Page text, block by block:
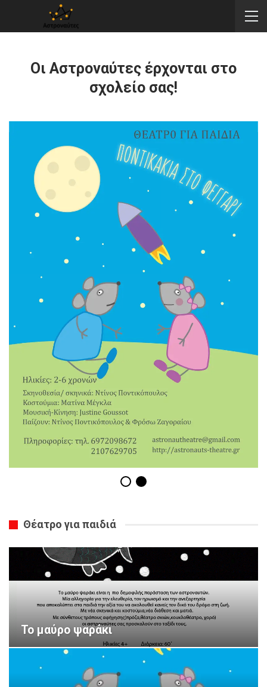
Οι Αστροναύτες έρχονται στο
σχολείο σας!
Θέατρο για παιδιά
Το μαύρο ψαράκι